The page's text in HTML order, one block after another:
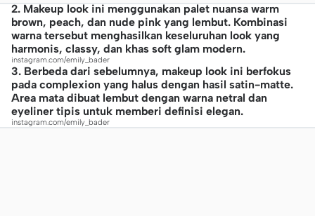
2. Makeup look ini menggunakan palet nuansa warm
brown, peach, dan nude pink yang lembut. Kombinasi
warna tersebut menghasilkan keseluruhan look yang
harmonis, classy, dan khas soft glam modern.
instagram.com/emily_bader
3. Berbeda dari sebelumnya, makeup look ini berfokus
pada complexion yang halus dengan hasil satin-matte.
Area mata dibuat lembut dengan warna netral dan
eyeliner tipis untuk memberi definisi elegan.
instagram.com/emily_bader